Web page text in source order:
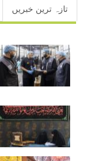
تازہ ترین خبریں